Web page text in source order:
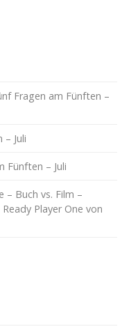
Fragen am Fünften –
– Juli
Fünften – Juli
– Buch vs. Film –
Player One von